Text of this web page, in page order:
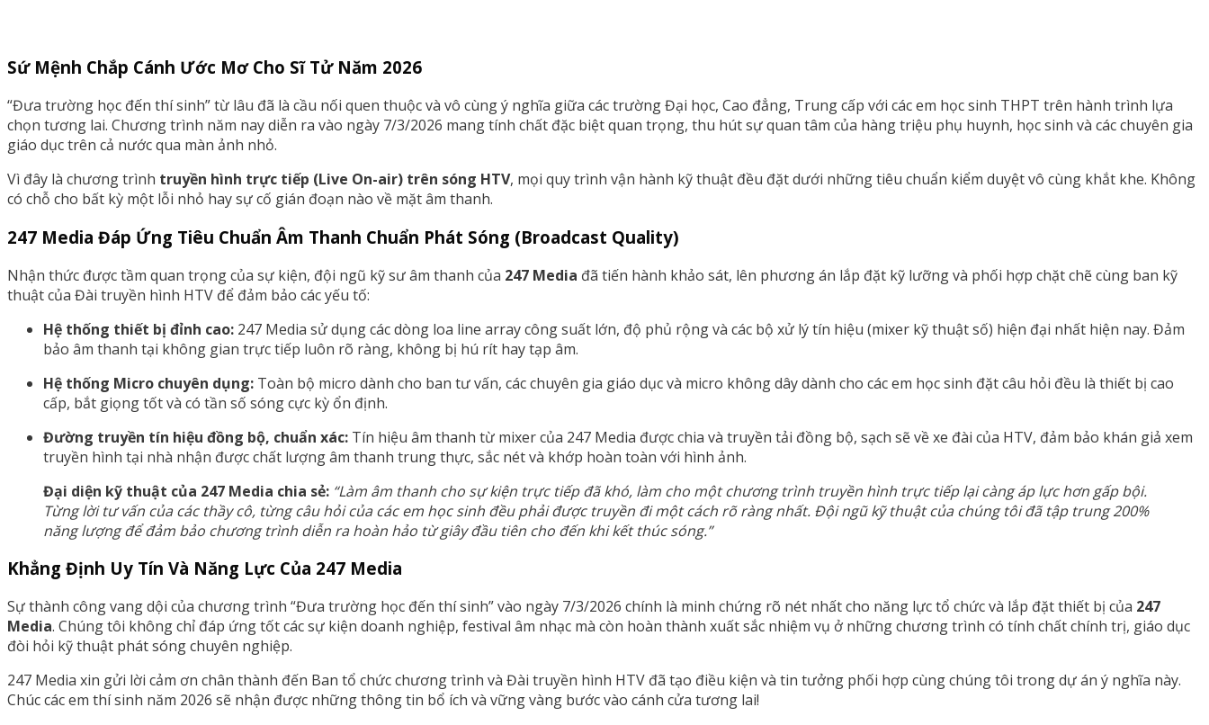
Sứ Mệnh Chắp Cánh Ước Mơ Cho Sĩ Tử Năm 2026
“Đưa trường học đến thí sinh” từ lâu đã là cầu nối quen thuộc và vô cùng ý nghĩa giữa các trường Đại học, Cao đẳng, Trung cấp với các em học sinh THPT trên hành trình lựa
chọn tương lai. Chương trình năm nay diễn ra vào ngày 7/3/2026 mang tính chất đặc biệt quan trọng, thu hút sự quan tâm của hàng triệu phụ huynh, học sinh và các chuyên gia
giáo dục trên cả nước qua màn ảnh nhỏ.
Vì đây là chương trình truyền hình trực tiếp (Live On-air) trên sóng HTV, mọi quy trình vận hành kỹ thuật đều đặt dưới những tiêu chuẩn kiểm duyệt vô cùng khắt khe. Không
có chỗ cho bất kỳ một lỗi nhỏ hay sự cố gián đoạn nào về mặt âm thanh.
247 Media Đáp Ứng Tiêu Chuẩn Âm Thanh Chuẩn Phát Sóng (Broadcast Quality)
Nhận thức được tầm quan trọng của sự kiện, đội ngũ kỹ sư âm thanh của 247 Media đã tiến hành khảo sát, lên phương án lắp đặt kỹ lưỡng và phối hợp chặt chẽ cùng ban kỹ
thuật của Đài truyền hình HTV để đảm bảo các yếu tố:
Hệ thống thiết bị đỉnh cao: 247 Media sử dụng các dòng loa line array công suất lớn, độ phủ rộng và các bộ xử lý tín hiệu (mixer kỹ thuật số) hiện đại nhất hiện nay. Đảm
bảo âm thanh tại không gian trực tiếp luôn rõ ràng, không bị hú rít hay tạp âm.
Hệ thống Micro chuyên dụng: Toàn bộ micro dành cho ban tư vấn, các chuyên gia giáo dục và micro không dây dành cho các em học sinh đặt câu hỏi đều là thiết bị cao
cấp, bắt giọng tốt và có tần số sóng cực kỳ ổn định.
Đường truyền tín hiệu đồng bộ, chuẩn xác: Tín hiệu âm thanh từ mixer của 247 Media được chia và truyền tải đồng bộ, sạch sẽ về xe đài của HTV, đảm bảo khán giả xem
truyền hình tại nhà nhận được chất lượng âm thanh trung thực, sắc nét và khớp hoàn toàn với hình ảnh.
Đại diện kỹ thuật của 247 Media chia sẻ: “Làm âm thanh cho sự kiện trực tiếp đã khó, làm cho một chương trình truyền hình trực tiếp lại càng áp lực hơn gấp bội.
Từng lời tư vấn của các thầy cô, từng câu hỏi của các em học sinh đều phải được truyền đi một cách rõ ràng nhất. Đội ngũ kỹ thuật của chúng tôi đã tập trung 200%
năng lượng để đảm bảo chương trình diễn ra hoàn hảo từ giây đầu tiên cho đến khi kết thúc sóng.”
Khẳng Định Uy Tín Và Năng Lực Của 247 Media
Sự thành công vang dội của chương trình “Đưa trường học đến thí sinh” vào ngày 7/3/2026 chính là minh chứng rõ nét nhất cho năng lực tổ chức và lắp đặt thiết bị của 247
Media. Chúng tôi không chỉ đáp ứng tốt các sự kiện doanh nghiệp, festival âm nhạc mà còn hoàn thành xuất sắc nhiệm vụ ở những chương trình có tính chất chính trị, giáo dục
đòi hỏi kỹ thuật phát sóng chuyên nghiệp.
247 Media xin gửi lời cảm ơn chân thành đến Ban tổ chức chương trình và Đài truyền hình HTV đã tạo điều kiện và tin tưởng phối hợp cùng chúng tôi trong dự án ý nghĩa này.
Chúc các em thí sinh năm 2026 sẽ nhận được những thông tin bổ ích và vững vàng bước vào cánh cửa tương lai!